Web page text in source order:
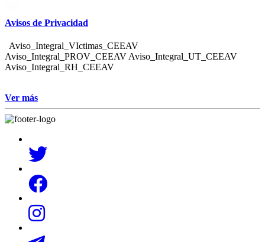
Avisos de Privacidad
Aviso_Integral_VIctimas_CEEAV
Aviso_Integral_PROV_CEEAV Aviso_Integral_UT_CEEAV
Aviso_Integral_RH_CEEAV
Ver más